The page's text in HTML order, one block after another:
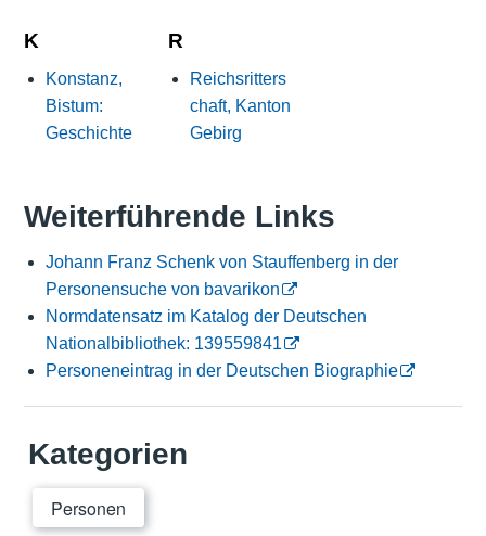
K
Konstanz,
Bistum:
Geschichte
R
Reichsritters
chaft, Kanton
Gebirg
Weiterführende Links
Johann Franz Schenk von Stauffenberg in der
Personensuche von bavarikon
Normdatensatz im Katalog der Deutschen
Nationalbibliothek: 139559841
Personeneintrag in der Deutschen Biographie
Kategorien
Personen